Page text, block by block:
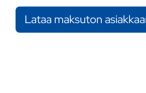
Lataa maksuton